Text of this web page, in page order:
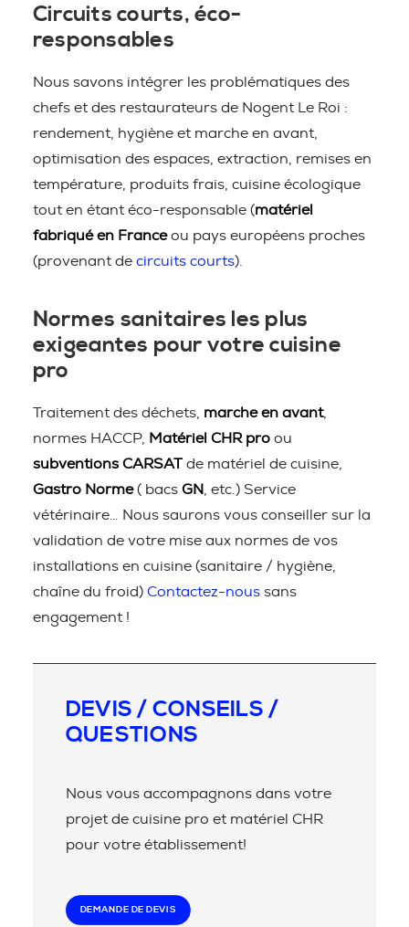
Circuits courts, éco-
responsables
Nous savons intégrer les problématiques des
chefs et des restaurateurs de Nogent Le Roi :
rendement, hygiène et marche en avant,
optimisation des espaces, extraction, remises en
température, produits frais, cuisine écologique
tout en étant éco-responsable (matériel
fabriqué en Franceou pays européens proches
(provenant de circuits courts).
Normes sanitaires les plus
exigeantes pour votre cuisine
pro
Traitement des déchets, marche en avant,
normes HACCP,
Matériel CHR pro ou
subventions CARSAT de matériel de cuisine,
Gastro Norme( bacs GN
, etc.) Service
vétérinaire… Nous saurons vous conseiller sur la
validation de votre mise aux normes de vos
installations en cuisine (sanitaire / hygiène,
chaîne du froid) Contactez-nous sans
engagement !
DEVIS / CONSEILS /
QUESTIONS
Nous vous accompagnons dans votre
projet de cuisine pro et matériel CHR
pour votre établissement!
DEMANDE DE DEVIS